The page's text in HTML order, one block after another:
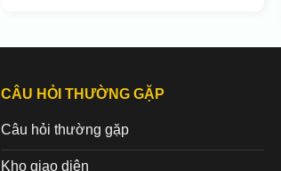
CÂU HỎI THƯỜNG GẶP
Câu hỏi thường gặp
Kho giao diện